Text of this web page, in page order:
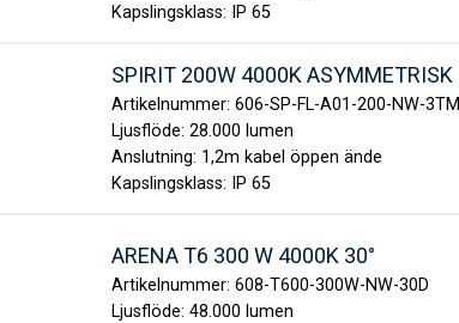
Kapslingsklass:
IP 65
SPIRIT 200W 4000K ASYMMETRISK
Artikelnummer: 606-SP-FL-A01-200-NW-3TM
Ljusflöde: 28.000 lumen
Anslutning: 1,2m kabel öppen ände
Kapslingsklass:
IP 65
ARENA T6 300 W 4000K 30°
Artikelnummer: 608-T600-300W-NW-30D
Ljusflöde: 48.000 lumen